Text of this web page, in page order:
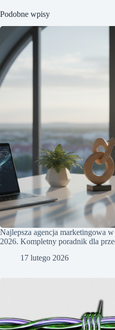
Podobne wpisy
Najlepsza agencja marketingowa
2026. Kompletny poradnik dla
17 lutego 2026